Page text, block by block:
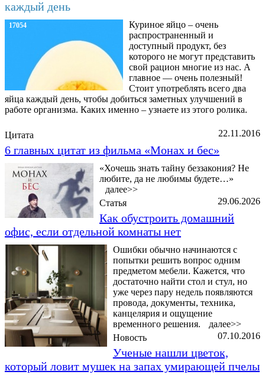
каждый день
17054
Куриное яйцо – очень
распространенный и
доступный продукт, без
которого не могут представить
свой рацион многие из нас. А
главное — очень полезный!
Стоит употреблять всего два
яйца каждый день, чтобы добиться заметных улучшений в
работе организма. Каких именно – узнаете из этого ролика.
22.11.2016
Цитата
6 главных цитат из фильма «Монах и бес»
«Хочешь знать тайну беззакония? Не
любите, да не любимы будете…»
далее>>
29.06.2026
Статья
Как обустроить домашний
офис, если отдельной комнаты нет
Ошибки обычно начинаются с
попытки решить вопрос одним
предметом мебели. Кажется, что
достаточно найти стол и стул, но
уже через пару недель появляются
провода, документы, техника,
канцелярия и ощущение
временного решения.
далее>>
07.10.2016
Новость
Ученые нашли цветок,
который ловит мушек на запах умирающей пчелы